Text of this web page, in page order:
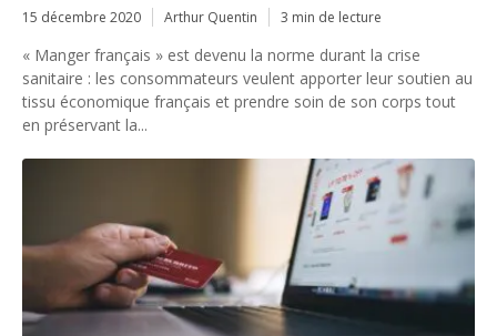
15 décembre 2020 Arthur Quentin 3 min de lecture
« Manger français » est devenu la norme durant la crise
sanitaire : les consommateurs veulent apporter leur soutien au
tissu économique français et prendre soin de son corps tout
en préservant la...